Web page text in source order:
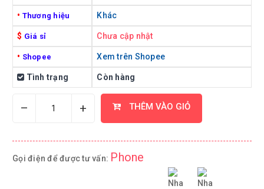
• Thương hiệu Khác
$ Giá sỉ Chưa cập nhật
• Shopee Xem trên Shopee
Tình trạng Còn hàng
– + THÊM VÀO GIỎ
Gọi điện để được tư vấn: Phone